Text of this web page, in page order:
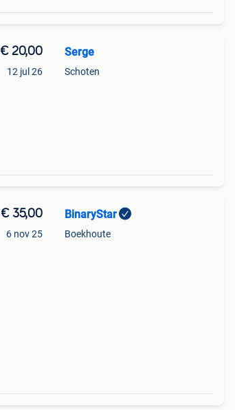
€ 20,00
12 jul 26
Serge
Schoten
€ 35,00
6 nov 25
BinaryStar
Boekhoute